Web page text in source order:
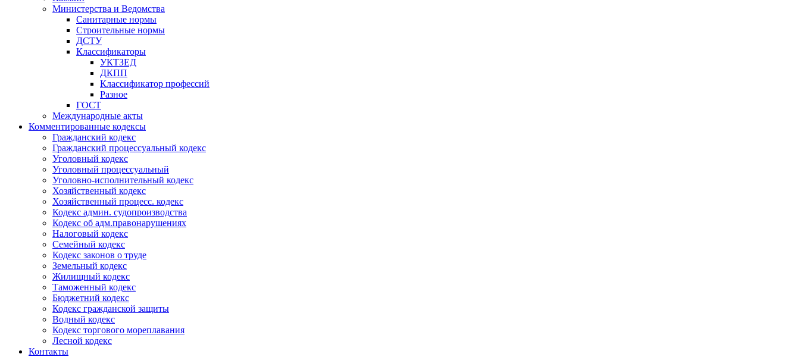
Министерства и Ведомства
Санитарные нормы
Строительные нормы
ДСТУ
Классификаторы
УКТЗЕД
ДКПП
Классификатор профессий
Разное
ГОСТ
Международные акты
Комментированные кодексы
Гражданский кодекс
Гражданский процессуальный кодекс
Уголовный кодекс
Уголовный процессуальный
Уголовно-исполнительный кодекс
Хозяйственный кодекс
Хозяйственный процесс. кодекс
Кодекс админ. судопроизводства
Кодекс об адм.правонарушениях
Налоговый кодекс
Семейный кодекс
Кодекс законов о труде
Земельный кодекс
Жилищный кодекс
Таможенный кодекс
Бюджетний кодекс
Кодекс гражданской защиты
Водный кодекс
Кодекс торгового мореплавания
Лесной кодекс
Контакты